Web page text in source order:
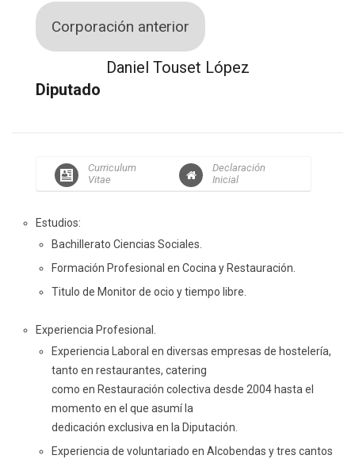
Corporación anterior
Daniel Touset López
Diputado
Curriculum
Vitae
Declaración
Inicial
Estudios:
Bachillerato Ciencias Sociales.
Formación Profesional en Cocina y Restauración.
Titulo de Monitor de ocio y tiempo libre.
Experiencia Profesional.
Experiencia Laboral en diversas empresas de hostelería,
tanto en restaurantes, catering
como en Restauración colectiva desde 2004 hasta el
momento en el que asumí la
dedicación exclusiva en la Diputación.
Experiencia de voluntariado en Alcobendas y tres cantos